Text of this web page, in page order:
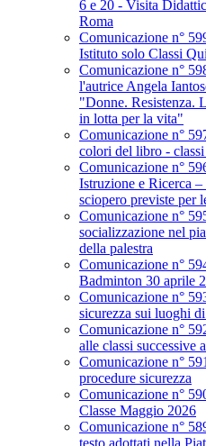
6 e 20 - Visita
Roma
Comunicazione n°
Istituto solo Classi
Comunicazione n°
l'autrice Angela
"Donne. Resistenza.
in lotta per la vita"
Comunicazione n°
colori del libro -
Comunicazione n°
Istruzione e Ricerca
sciopero previste per
Comunicazione n°
socializzazione nel
della palestra
Comunicazione n°
Badminton 30 aprile
Comunicazione n°
sicurezza sui luoghi
Comunicazione n°
alle classi successive
Comunicazione n°
procedure sicurezza
Comunicazione n°
Classe Maggio 2026
Comunicazione n°